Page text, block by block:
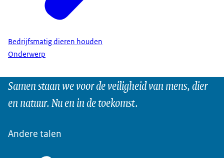
Bedrijfsmatig dieren houden
Onderwerp
Samen staan we voor de veiligheid van mens, dier
en natuur. Nu en in de toekomst.
Andere talen